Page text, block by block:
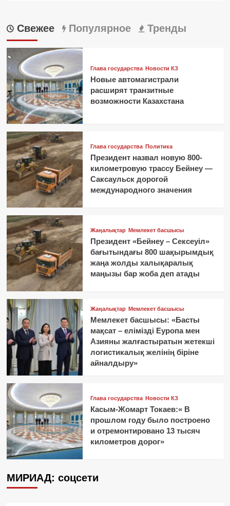
Свежее Популярное Тренды
Глава государства Новости КЗ
Новые автомагистрали
расширят транзитные
возможности Казахстана
Глава государства Политика
Президент назвал новую 800-
километровую трассу Бейнеу —
Саксаульск дорогой
международного значения
Жаңалықтар Мемлекет басшысы
Президент «Бейнеу – Сексеуіл»
бағытындағы 800 шақырымдық
жаңа жолды халықаралық
маңызы бар жоба деп атады
Жаңалықтар Мемлекет басшысы
Мемлекет басшысы: «Басты
мақсат – елімізді Еуропа мен
Азияны жалғастыратын жетекші
логистикалық желінің біріне
айналдыру»
Глава государства Новости КЗ
Касым-Жомарт Токаев:« В
прошлом году было построено
и отремонтировано 13 тысяч
километров дорог»
МИРИАД: соцсети